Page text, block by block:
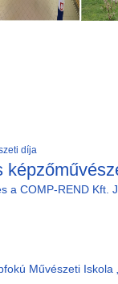
a COMP-REND
Művészeti